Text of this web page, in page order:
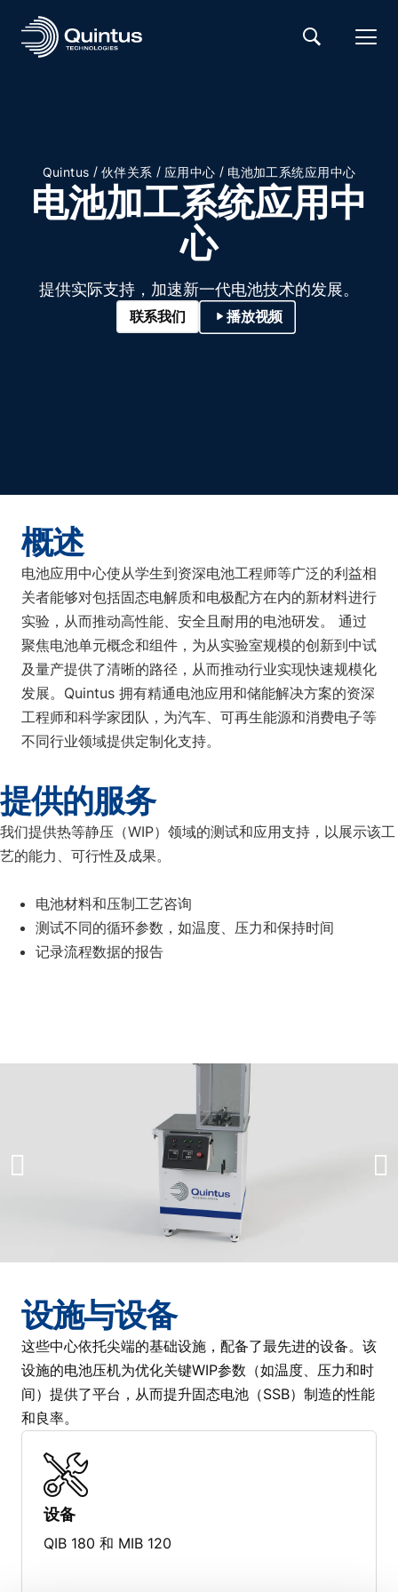
Quintus / 伙伴关系 / 应用中心 / 电池加工系统应用中心
电池加工系统应用中
心
提供实际支持，加速新一代电池技术的发展。
联系我们 播放视频
概述
电池应用中心使从学生到资深电池工程师等广泛的利益相
关者能够对包括固态电解质和电极配方在内的新材料进行
实验，从而推动高性能、安全且耐用的电池研发。 通过
聚焦电池单元概念和组件，为从实验室规模的创新到中试
及量产提供了清晰的路径，从而推动行业实现快速规模化
发展。Quintus 拥有精通电池应用和储能解决方案的资深
工程师和科学家团队，为汽车、可再生能源和消费电子等
不同行业领域提供定制化支持。
提供的服务
我们提供热等静压（WIP）领域的测试和应用支持，以展示该工
艺的能力、可行性及成果。
电池材料和压制工艺咨询
测试不同的循环参数，如温度、压力和保持时间
记录流程数据的报告
设施与设备
这些中心依托尖端的基础设施，配备了最先进的设备。该
设施的电池压机为优化关键WIP参数（如温度、压力和时
间）提供了平台，从而提升固态电池（SSB）制造的性能
和良率。
设备
QIB 180 和 MIB 120